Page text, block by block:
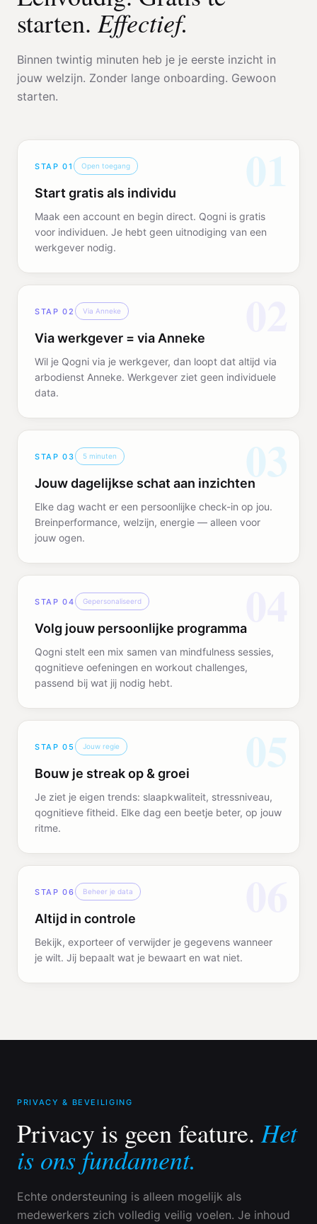
starten. Effectief.
Binnen twintig minuten heb je je eerste inzicht in
jouw welzijn. Zonder lange onboarding. Gewoon
starten.
01
STAP01 Open toegang
Start gratis als individu
Maak een account en begin direct. Qogni is gratis
voor individuen. Je hebt geen uitnodiging van een
werkgever nodig.
STAP02 Via Anneke
Via werkgever = via Anneke
Wil je Qogni via je werkgever, dan loopt dat altijd via
arbodienst Anneke. Werkgever ziet geen individuele
data.
03
STAP03 5 minuten
Jouw dagelijkse schat aan inzichten
Elke dag wacht er een persoonlijke check-in op jou.
Breinperformance, welzijn, energie — alleen voor
jouw ogen.
STAP04 Gepersonaliseerd
Volg jouw persoonlijke programma
Qogni stelt een mix samen van mindfulness sessies,
qognitieve oefeningen en workout challenges,
passend bij wat jij nodig hebt.
05
STAP05 Jouw regie
Bouw je streak op & groei
Je ziet je eigen trends: slaapkwaliteit, stressniveau,
qognitieve fitheid. Elke dag een beetje beter, op jouw
ritme.
STAP06 Beheer je data
Altijd in controle
Bekijk, exporteer of verwijder je gegevens wanneer
je wilt. Jij bepaalt wat je bewaart en wat niet.
PRIVACY & BEVEILIGING
Privacy is geen feature. Het
is ons fundament.
Echte ondersteuning is alleen mogelijk als
medewerkers zich volledig veilig voelen. Je inhoud